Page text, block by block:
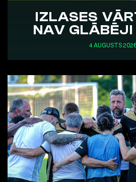
IZLASES
NAV
4 AUGUSTS